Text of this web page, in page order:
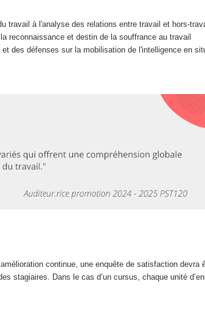
travail à l'analyse des relations entre travail et hors-
reconnaissance et destin de la souffrance au travail
des défenses sur la mobilisation de l'intelligence en
continue, une enquête de satisfaction devra
stagiaires. Dans le cas d’un cursus, chaque unité